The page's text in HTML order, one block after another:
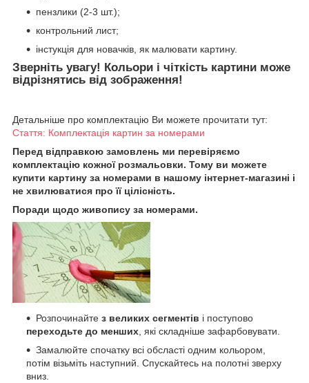
пензлики (2-3 шт.);
контрольний лист;
інстукція для новачків, як малювати картину.
Зверніть увагу! Кольори і чіткість картини може
відрізнятись від зображення!
Детальніше про комплектацію Ви можете прочитати тут:
Стаття: Комплектація картин за номерами
Перед відправкою замовлень ми перевіряємо
комплектацію кожної розмальовки. Тому ви можете
купити картину за номерами в нашому інтернет-магазині і
не хвилюватися про її цілісність.
Поради щодо живопису за номерами.
Розпочинайте з великих сегментів і поступово
переходьте до менших , які складніше зафарбовувати.
Замалюйте спочатку всі обсласті одним кольором,
потім візьміть наступний. Спускайтесь на полотні зверху
вниз.